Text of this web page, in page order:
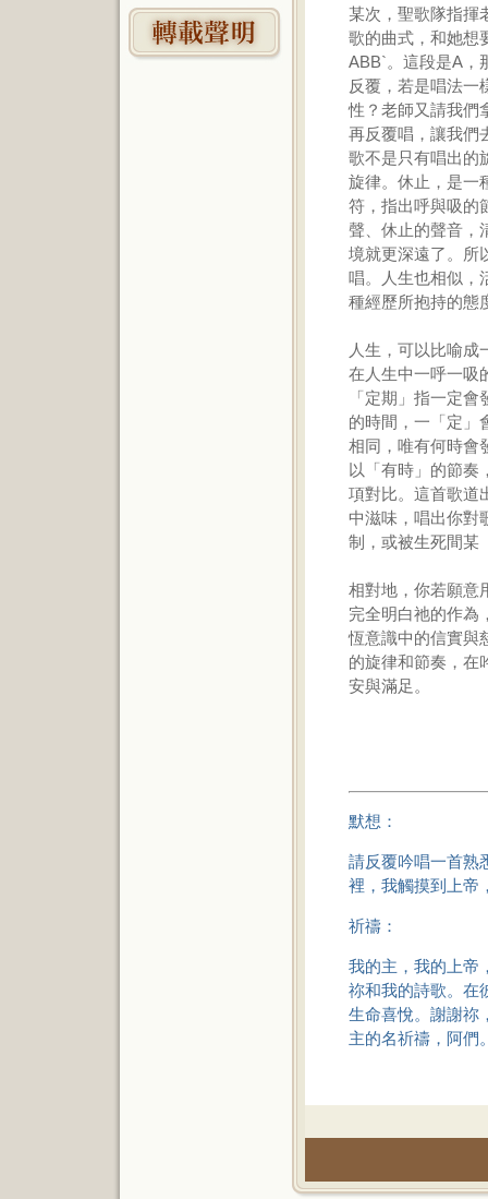
某次，聖歌隊指揮
歌的曲式，和她想
ABB`。這段是A，
反覆，若是唱法一
性？老師又請我們
再反覆唱，讓我們
歌不是只有唱出的
旋律。休止，是一
符，指出呼與吸的
聲、休止的聲音，
境就更深遠了。所
唱。人生也相似，
種經歷所抱持的態
人生，可以比喻成
在人生中一呼一吸
「定期」指一定
的時間，一「定」
相同，唯有何時會
以「有時」的節奏
項對比。這首歌道
中滋味，唱出你對
制，或被生死間某
相對地，你若願意
完全明白祂的作為
恆意識中的信實與
的旋律和節奏，在
安與滿足。
默想：
請反覆吟唱一首熟
裡，我觸摸到上帝
祈禱：
我的主，我的上帝
祢和我的詩歌。在
生命喜悅。謝謝祢
主的名祈禱，阿們